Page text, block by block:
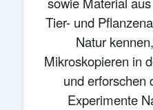
Tier- und
Natur
Mikroskopieren in
und erforschen
Experimente